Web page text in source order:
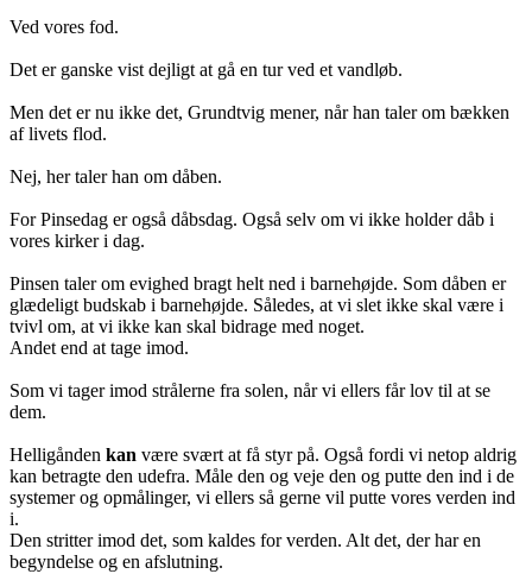
Ved vores fod.
Det er ganske vist dejligt at gå en tur ved et vandløb.
Men det er nu ikke det, Grundtvig mener, når han taler om bækken
af livets flod.
Nej, her taler han om dåben.
For Pinsedag er også dåbsdag. Også selv om vi ikke holder dåb i
vores kirker i dag.
Pinsen taler om evighed bragt helt ned i barnehøjde. Som dåben er
glædeligt budskab i barnehøjde. Således, at vi slet ikke skal være i
tvivl om, at vi ikke kan skal bidrage med noget.
Andet end at tage imod.
Som vi tager imod strålerne fra solen, når vi ellers får lov til at se
dem.
Helligånden kan være svært at få styr på. Også fordi vi netop aldrig
kan betragte den udefra. Måle den og veje den og putte den ind i de
systemer og opmålinger, vi ellers så gerne vil putte vores verden ind
i.
Den stritter imod det, som kaldes for verden. Alt det, der har en
begyndelse og en afslutning.